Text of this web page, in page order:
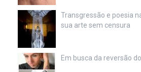
Transgressão e poesia
sua arte sem censura
Em busca da reversão